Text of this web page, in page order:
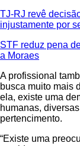
TJ-RJ revê
injustamente por
STF reduz pena
a Moraes
A profissional
busca muito mais
ela, existe uma
humanas,
pertencimento.
“Existe uma